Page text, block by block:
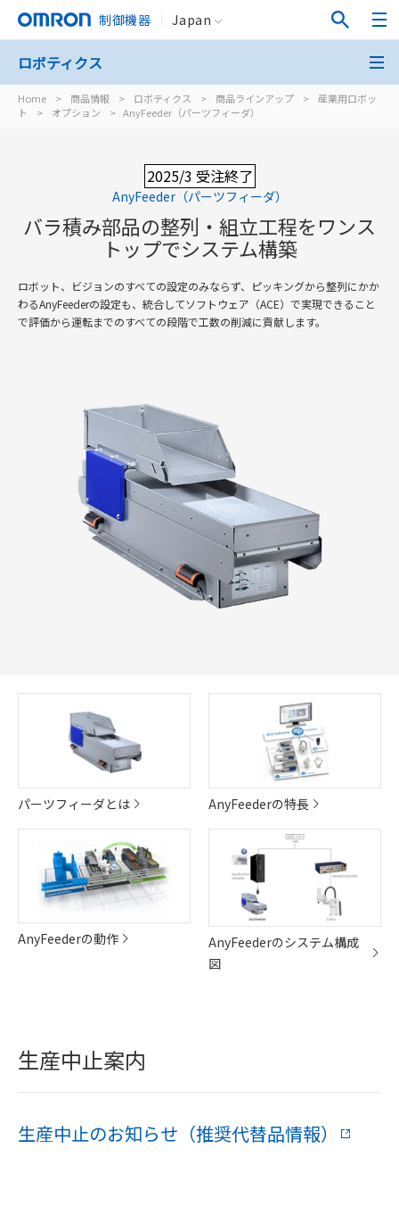
制御機器 Japan
Home > 商品情報 > ロボティクス > 商品ラインアップ >
産業用ロボッ
ト
> オプション > AnyFeeder（パーツフィーダ）
ロボティクス
2025/3 受注終了
AnyFeeder（パーツフィーダ）
バラ積み部品の整列・組立工程をワンス
トップでシステム構築
ロボット、ビジョンのすべての設定のみならず、ピッキングから整列にかか
わるAnyFeederの設定も、統合してソフトウェア（ACE）で実現できること
で評価から運転までのすべての段階で工数の削減に貢献します。
パーツフィーダとは AnyFeederの特長
AnyFeederの動作
AnyFeederのシステム構成
図
生産中止案内
生産中止のお知らせ（推奨代替品情報）